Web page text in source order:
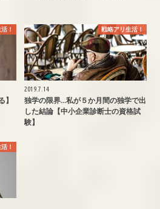
！
】
戦略アリ生活！
2019.7.14
独学の限界…私が５か月間の独学で出
した結論【中小企業診断士の資格試
験】
！